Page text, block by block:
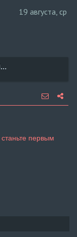
19 августа, ср